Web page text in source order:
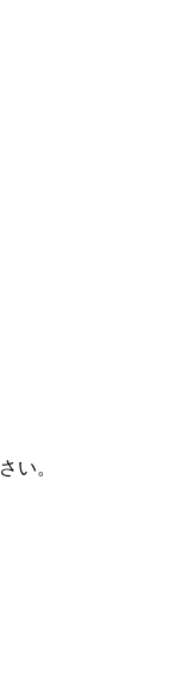
い。